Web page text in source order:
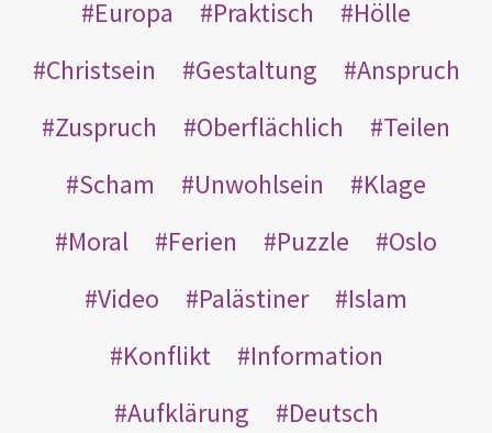
Europa
Praktisch
Hölle
Christsein
Gestaltung
Anspruch
Zuspruch
Oberflächlich
Teilen
Scham
Unwohlsein
Klage
Moral
Ferien Puzzle
Oslo
Video
Palästiner
Islam
Konflikt
Information
Aufklärung
Deutsch